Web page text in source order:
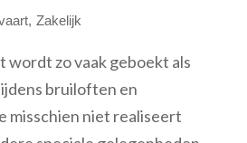
Zakelijk
zo vaak geboekt als
bruiloften en
misschien niet realiseert